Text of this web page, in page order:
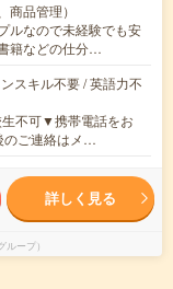
品管理）
ルなので未経験でも安
籍などの仕分…
スキル不要 / 英語力不
不可▼携帯電話をお
のご連絡はメ…
詳しく見る
ープ）